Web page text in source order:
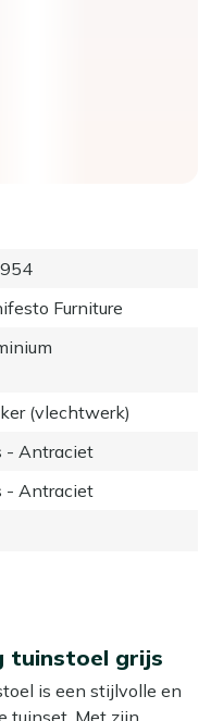
Furniture
(vlechtwerk)
- Antraciet
- Antraciet
tuinstoel grijs
is een stijlvolle en
tuinset. Met zijn